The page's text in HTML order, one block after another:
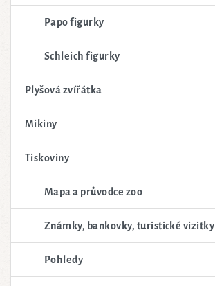
Papo figurky
Schleich figurky
Plyšová zvířátka
Mikiny
Tiskoviny
Mapa a průvodce zoo
Známky, bankovky, turistické vizitky
Pohledy